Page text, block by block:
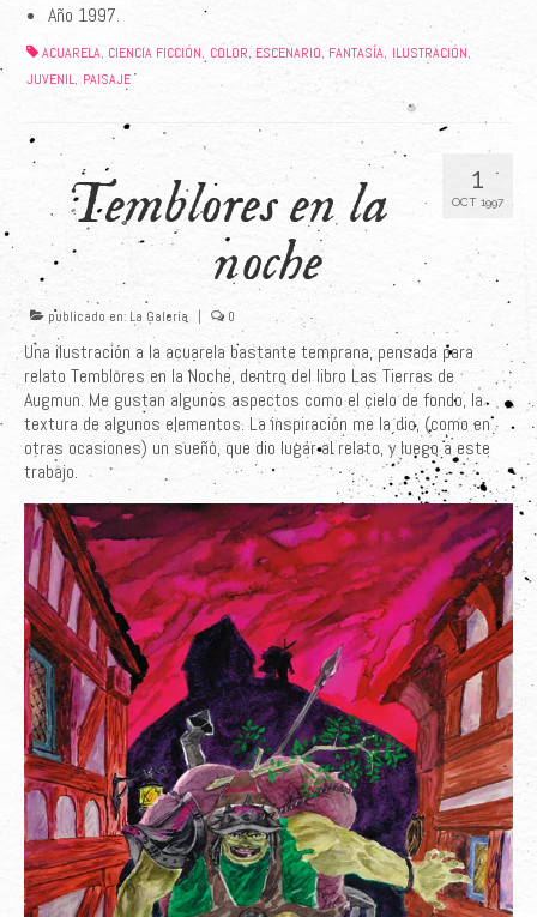
Año 1997.
ACUARELA, CIENCIA FICCIÓN, COLOR, ESCENARIO, FANTASÍA, ILUSTRACIÓN,
JUVENIL, PAISAJE
1
OCT 1997
Temblores en la
noche
publicado en: La Galería | 0
Una ilustración a la acuarela bastante temprana, pensada para
relato Temblores en la Noche, dentro del libro Las Tierras de
Augmun. Me gustan algunos aspectos como el cielo de fondo, la
textura de algunos elementos. La inspiración me la dio, (como en
otras ocasiones) un sueño, que dio lugar al relato, y luego a este
trabajo.